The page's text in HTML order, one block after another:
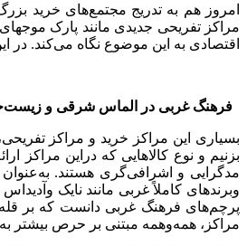
امروز هم به تدریج مجتمع‌های خرید
مراکز تفریحی جدیدی مانند پارک
اقتصادی به این موضوع نگاه می‌کند. در
فرهنگ غربی در الماس شرقی و زیست
بسیاری این مراکز خرید و مراکز
بزنیم و نوع کالاهایی که دراین
مدگرایی و اشرافی‌گری هستند.
وبرندهای کاملاً غربی مانند نایک
پرچم‌های فرهنگ غربی دانست که بر
مراکز، همه‌و‌همه مبتنی بر حرص بیشتر